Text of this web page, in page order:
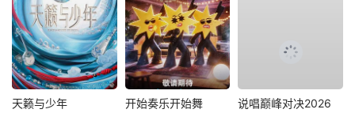
天籁与少年 开始奏乐开始舞 说唱巅峰对决2026